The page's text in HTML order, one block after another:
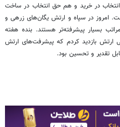
در خرید و هم حق انتخاب در ساخت
امروز در سپاه و ارتش یگان‌های زرهی و
بسیار پیشرفته‌تر هستند. بنده هفته
ارتش بازدید کردم که پیشرفت‌های ارتش
تقدیر و تحسین بود.